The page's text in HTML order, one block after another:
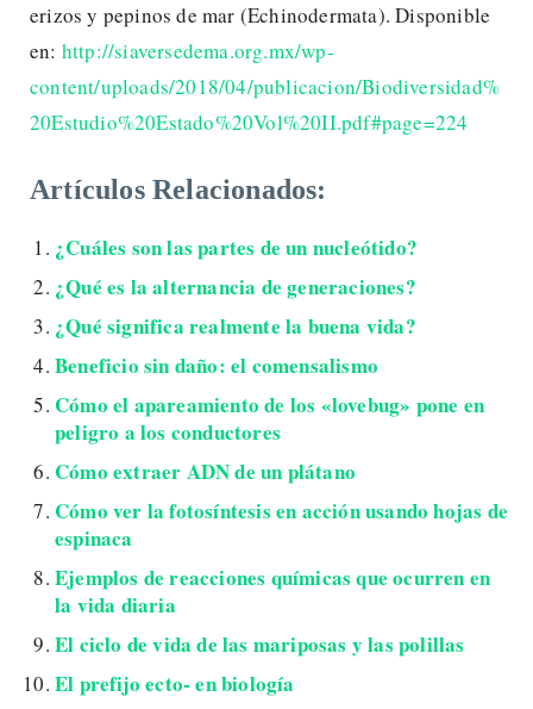
erizos y pepinos de mar (Echinodermata). Disponible
en: http://siaversedema.org.mx/wp-
content/uploads/2018/04/publicacion/Biodiversidad%
20Estudio%20Estado%20Vol%20II.pdf#page=224
Artículos Relacionados:
¿Cuáles son las partes de un nucleótido?
¿Qué es la alternancia de generaciones?
¿Qué significa realmente la buena vida?
Beneficio sin daño: el comensalismo
Cómo el apareamiento de los «lovebug» pone en
peligro a los conductores
Cómo extraer ADN de un plátano
Cómo ver la fotosíntesis en acción usando hojas de
espinaca
Ejemplos de reacciones químicas que ocurren en
la vida diaria
El ciclo de vida de las mariposas y las polillas
El prefijo ecto- en biología